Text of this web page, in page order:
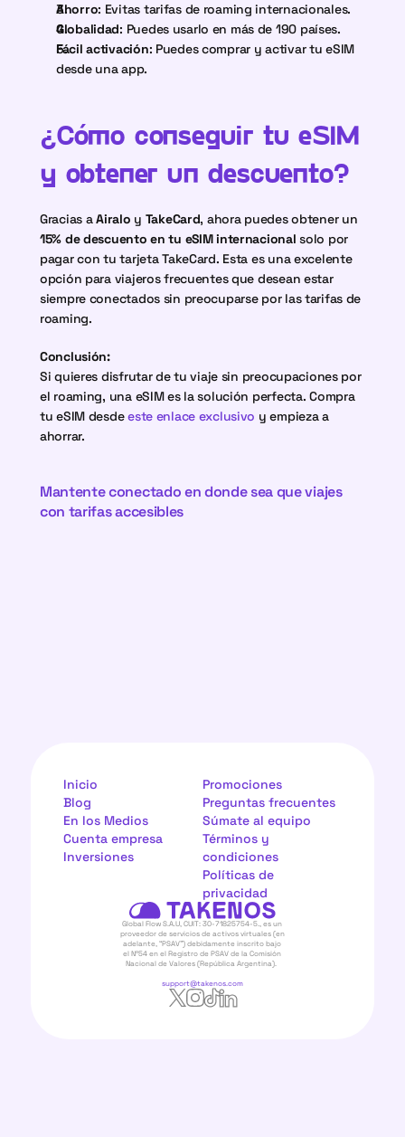
Ahorro: Evitas tarifas de roaming internacionales.
Globalidad: Puedes usarlo en más de 190 países.
Fácil activación: Puedes comprar y activar tu eSIM
desde una app.
¿Cómo conseguir tu eSIM
y obtener un descuento?
Gracias a Airalo y TakeCard
15% de descuento en tu eSIM internacional solo por
pagar con tu tarjeta TakeCard. Esta es una excelente
opción para viajeros frecuentes que desean estar
siempre conectados sin preocuparse por las tarifas de
roaming.
Conclusión:
Si quieres disfrutar de tu viaje sin preocupaciones por
el roaming, una eSIM es la solución perfecta. Compra
tu eSIM desde este enlace exclusivo y empieza a
ahorrar.
Mantente conectado en donde sea que viajes
con tarifas accesibles
Global Flow S.A.U, CUIT: 30-71825754-5., es un
proveedor de servicios de activos virtuales (en
adelante, “PSAV”) debidamente inscrito bajo
el N°54 en el Registro de PSAV de la Comisión
Nacional de Valores (República Argentina).
support@takenos.com
Inicio
Blog
En los Medios
Cuenta empresa
Inversiones
Promociones
Preguntas frecuentes
Súmate al equipo
Términos y
condiciones
Políticas de
privacidad